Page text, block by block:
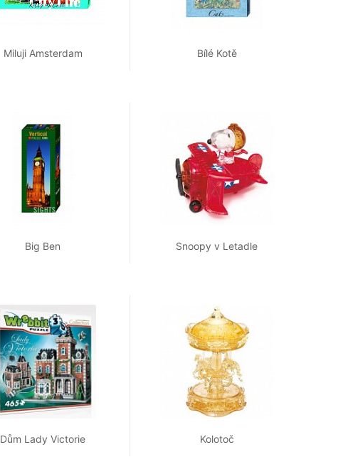
Miluji Amsterdam Bílé Kotě
Big Ben Snoopy v Letadle
Dům Lady Victorie Kolotoč